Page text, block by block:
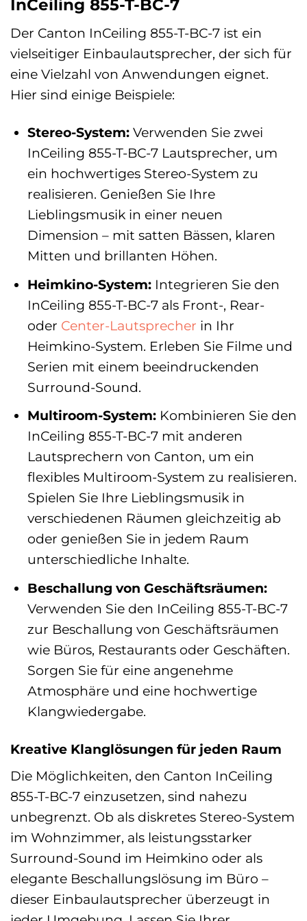
InCeiling 855-T-BC-7
Der Canton InCeiling 855-T-BC-7 ist ein
vielseitiger Einbaulautsprecher, der sich für
eine Vielzahl von Anwendungen eignet.
Hier sind einige Beispiele:
Stereo-System:Verwenden Sie zwei
InCeiling 855-T-BC-7 Lautsprecher, um
ein hochwertiges Stereo-System zu
realisieren. Genießen Sie Ihre
Lieblingsmusik in einer neuen
Dimension – mit satten Bässen, klaren
Mitten und brillanten Höhen.
Heimkino-System:Integrieren Sie den
InCeiling 855-T-BC-7 als Front-, Rear-
oder Center-Lautsprecher in Ihr
Heimkino-System. Erleben Sie Filme und
Serien mit einem beeindruckenden
Surround-Sound.
Multiroom-System:Kombinieren Sie den
InCeiling 855-T-BC-7 mit anderen
Lautsprechern von Canton, um ein
flexibles Multiroom-System zu realisieren.
Spielen Sie Ihre Lieblingsmusik in
verschiedenen Räumen gleichzeitig ab
oder genießen Sie in jedem Raum
unterschiedliche Inhalte.
Beschallung von Geschäftsräumen:
Verwenden Sie den InCeiling 855-T-BC-7
zur Beschallung von Geschäftsräumen
wie Büros, Restaurants oder Geschäften.
Sorgen Sie für eine angenehme
Atmosphäre und eine hochwertige
Klangwiedergabe.
Kreative Klanglösungen für jeden Raum
Die Möglichkeiten, den Canton InCeiling
855-T-BC-7 einzusetzen, sind nahezu
unbegrenzt. Ob als diskretes Stereo-System
im Wohnzimmer, als leistungsstarker
Surround-Sound im Heimkino oder als
elegante Beschallungslösung im Büro –
dieser Einbaulautsprecher überzeugt in